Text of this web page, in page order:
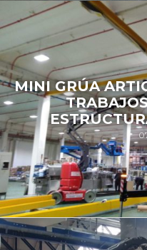
MINI GRÚA